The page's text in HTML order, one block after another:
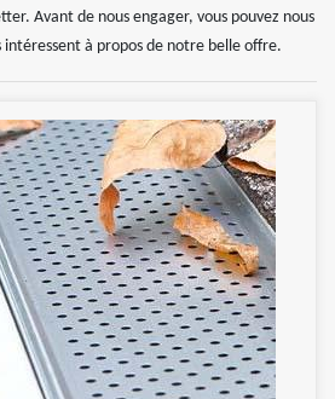
Avant de nous engager, vous pouvez nous
intéressent à propos de notre belle offre.